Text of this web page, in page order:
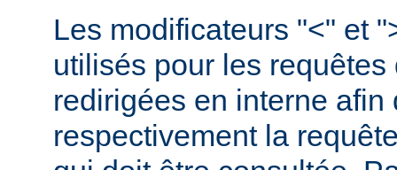
Les modificateurs "<" et
utilisés pour les requêtes
redirigées en interne afin
respectivement la